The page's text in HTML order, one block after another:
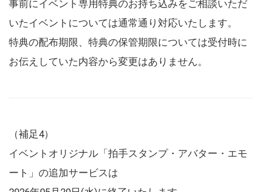
事前にイベント専用特典のお持ち込みをご相談いただ
いたイベントについては通常通り対応いたします。
特典の配布期限、特典の保管期限については受付時に
お伝えしていた内容から変更はありません。
（補足4）
イベントオリジナル「拍手スタンプ・アバター・エモ
ート」の追加サービスは